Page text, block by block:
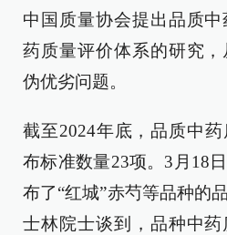
中国质量协会提出品质
药质量评价体系的研究
伪优劣问题。
截至2024年底，品质中
布标准数量23项。3月18
布了“红城”赤芍等品种的
士林院士谈到，品种中